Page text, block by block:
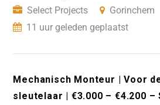
Select Projects
Gorinchem
11 uur geleden geplaatst
Mechanisch Monteur | Voor
sleutelaar | €3.000 – €4.200 –